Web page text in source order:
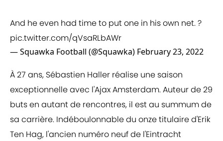
And he even had time to put one in his own net. ?
pic.twitter.com/qVsaRLbAWr
— Squawka Football (@Squawka) February 23, 2022
À 27 ans, Sébastien Haller réalise une saison
exceptionnelle avec l'Ajax Amsterdam. Auteur de 29
buts en autant de rencontres, il est au summum de
sa carrière. Indéboulonnable du onze titulaire d'Erik
Ten Hag, l'ancien numéro neuf de l'Eintracht